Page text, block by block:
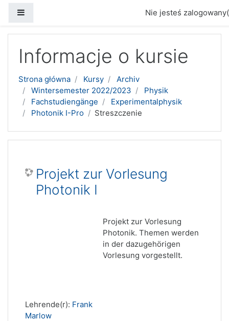
Nie jesteś
Informacje o kursie
Strona główna Kursy
Archiv
Wintersemester 2022/2023
Physik
Fachstudiengänge
Experimentalphysik
Photonik I-Pro
Streszczenie
Projekt zur Vorlesung
Photonik I
Projekt zur Vorlesung
Photonik. Themen werden
in der dazugehörigen
Vorlesung vorgestellt.
Lehrende(r): Frank
Marlow